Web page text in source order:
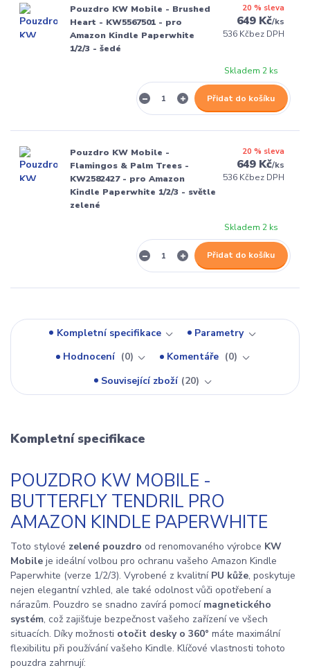
Pouzdro KW Mobile - Brushed
Heart - KW5567501 - pro
Amazon Kindle Paperwhite
1/2/3 - šedé
20 % sleva
649 Kč/ks
536 Kčbez DPH
Skladem 2 ks
Přidat do košíku
Pouzdro KW Mobile -
Flamingos & Palm Trees -
KW2582427 - pro Amazon
Kindle Paperwhite 1/2/3 - světle
zelené
20 % sleva
649 Kč/ks
536 Kčbez DPH
Skladem 2 ks
Přidat do košíku
Kompletní specifikace
Parametry
Hodnocení
0 Komentáře
0
Související zboží 20
Kompletní specifikace
POUZDRO KW MOBILE -
BUTTERFLY TENDRIL PRO
AMAZON KINDLE PAPERWHITE
Toto stylové zelené pouzdro od renomovaného výrobce KW
Mobile je ideální volbou pro ochranu vašeho Amazon Kindle
Paperwhite (verze 1/2/3). Vyrobené z kvalitní PU kůže, poskytuje
nejen elegantní vzhled, ale také odolnost vůči opotřebení a
nárazům. Pouzdro se snadno zavírá pomocí magnetického
systém, což zajišťuje bezpečnost vašeho zařízení ve všech
situacích. Díky možnosti otočit desky o 360° máte maximální
flexibilitu při používání vašeho Kindle. Klíčové vlastnosti tohoto
pouzdra zahrnují: